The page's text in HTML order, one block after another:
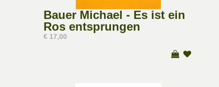
Bauer Michael - Es ist ein
Ros entsprungen
€ 17,00